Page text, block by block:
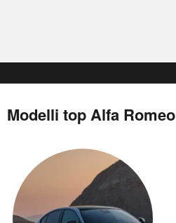
Modelli top Alfa Romeo